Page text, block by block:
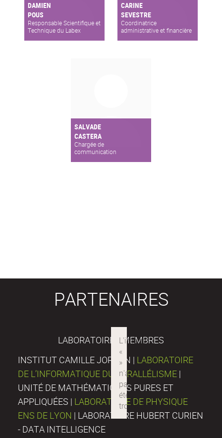
DAMIEN
POUS
Responsable Scientifique et
Technique du Labex
CARINE
SEVESTRE
Coordinatrice
administrative et financière
SALVADE
CASTERA
Chargée de
communication
PARTENAIRES
LABORATOIRES MEMBRES
INSTITUT CAMILLE JORDAN | LABORATOIRE
DE L’INFORMATIQUE DU PARALLÉLISME |
UNITÉ DE MATHÉMATIQUES PURES ET
APPLIQUÉES | LABORATOIRE DE PHYSIQUE
ENS DE LYON | LABORATOIRE HUBERT CURIEN
- DATA INTELLIGENCE